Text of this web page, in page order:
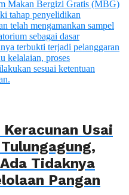
Usai
Tidaknya
Pangan